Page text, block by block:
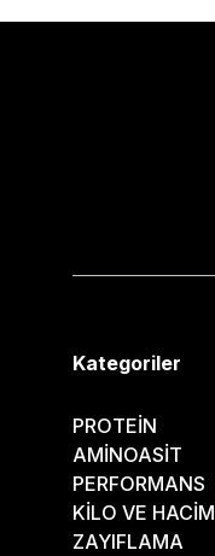
Kategoriler
PROTEİN
AMİNOASİT
PERFORMANS
KİLO VE HACİM
ZAYIFLAMA